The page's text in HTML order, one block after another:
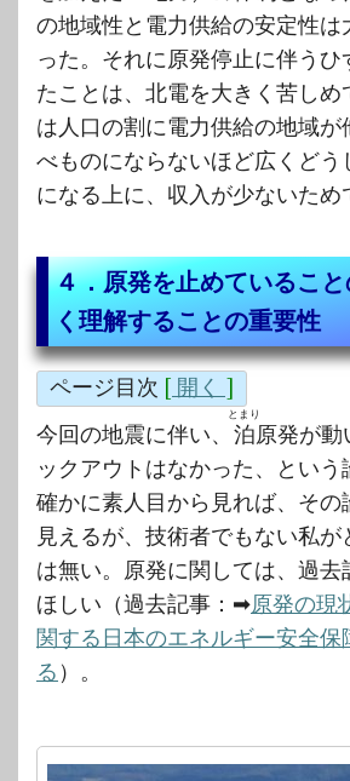
の地域性と電力供給の安定性は
った。それに原発停止に伴う
たことは、北電を大きく苦しめ
は人口の割に電力供給の地域が
べものにならないほど広くどう
になる上に、収入が少ないため
４．原発を止めているこ
く理解することの重要性
ページ目次 [ 開く ]
今回の地震に伴い、 泊
とまり
原発が動
ックアウトはなかった、という
確かに素人目から見れば、その
見えるが、技術者でもない私
は無い。原発に関しては、過去
ほしい（過去記事：➡原発の現
関する日本のエネルギー安全保
る ）。